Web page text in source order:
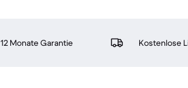
12 Monate Garantie Kostenlose